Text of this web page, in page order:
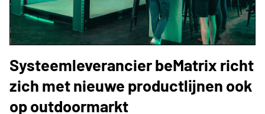
Systeemleverancier beMatrix richt
zich met nieuwe productlijnen ook
op outdoormarkt